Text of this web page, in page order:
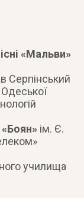
«Мальви»
Серпінський
Одеської
ім. Є.
училища